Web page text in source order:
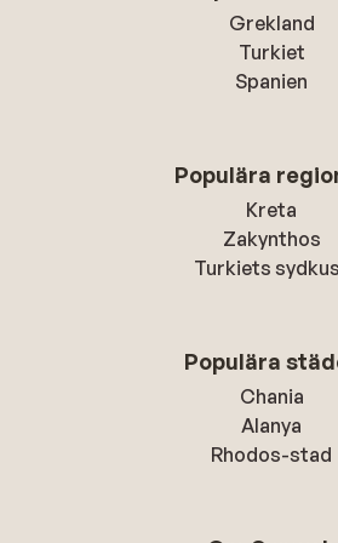
geen drinken. Ik snap de theorie
qua duurzaamheid en ecologie,
serveer dan drank in glazen die
afwassen. Voor praktisch alles
oplet wat je neemt zit er zeker
tussen dat je lust. Buffet is ook
vruchtensappen bij het ontbijt
drinken. Onze zoon zijn
waar het voor geen meter
omdat premium gasten voorrang
Dan word ik aangesproken door
nummer 1 die vraagt om mij te
Grekland
Turkiet
Spanien
Populära
Kreta
Zakynthos
Turkiets
Populära
Chania
Alanya
Rhodos-stad